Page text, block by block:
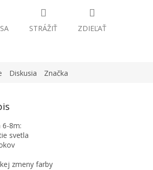
STRÁŽIŤ ZDIEĽAŤ
Diskusia Značka
6-8m:
svetla
zmeny farby